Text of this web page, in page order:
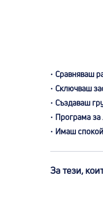
• Сравняваш
• Сключваш
• Създаваш
• Програма за
• Имаш
За тези,